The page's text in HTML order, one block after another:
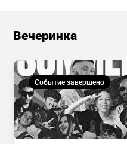
Вечеринка
Событие завершено